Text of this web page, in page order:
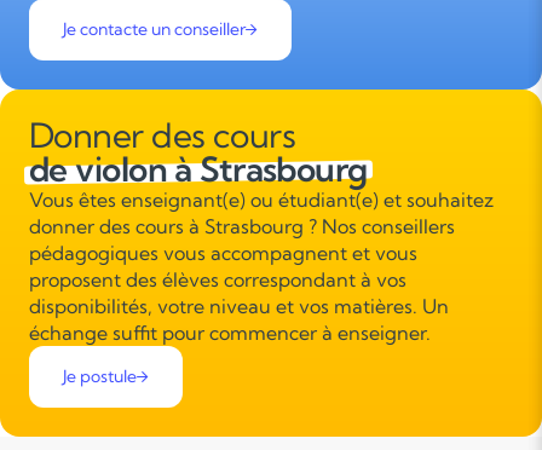
Je contacte un conseiller
Donner des cours
de violon à Strasbourg
Vous êtes enseignant(e) ou étudiant(e) et souhaitez
donner des cours à Strasbourg ? Nos conseillers
pédagogiques vous accompagnent et vous
proposent des élèves correspondant à vos
disponibilités, votre niveau et vos matières. Un
échange suffit pour commencer à enseigner.
Je postule